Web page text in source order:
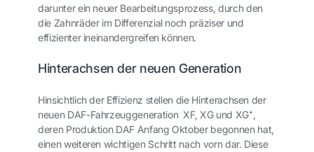
darunter ein neuer Bearbeitungsprozess, durch den
die Zahnräder im Differenzial noch präziser und
effizienter ineinandergreifen können.
Hinterachsen der neuen Generation
Hinsichtlich der Effizienz stellen die Hinterachsen der
neuen DAF-Fahrzeuggeneration XF, XG und XG⁺,
deren Produktion DAF Anfang Oktober begonnen hat,
einen weiteren wichtigen Schritt nach vorn dar. Diese